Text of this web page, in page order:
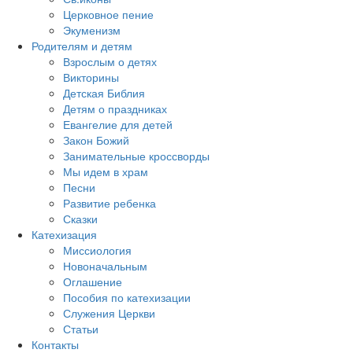
Церковное пение
Экуменизм
Родителям и детям
Взрослым о детях
Викторины
Детская Библия
Детям о праздниках
Евангелие для детей
Закон Божий
Занимательные кроссворды
Мы идем в храм
Песни
Развитие ребенка
Сказки
Катехизация
Миссиология
Новоначальным
Оглашение
Пособия по катехизации
Служения Церкви
Статьи
Контакты